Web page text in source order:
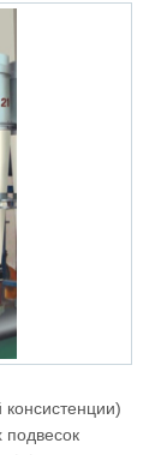
подвесок